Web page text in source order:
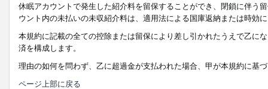
休眠アカウントで発生した紹介料を留保することができ、閉鎖に伴う
ウント内の未払いの未収紹介料は、適用法による国庫返納または時効
本規約に記載の全ての控除または留保により差し引かれたうえで乙に
済を構成します。
理由の如何を問わず、乙に超過金が支払われた場合、甲が本規約に基
ページ上部に戻る